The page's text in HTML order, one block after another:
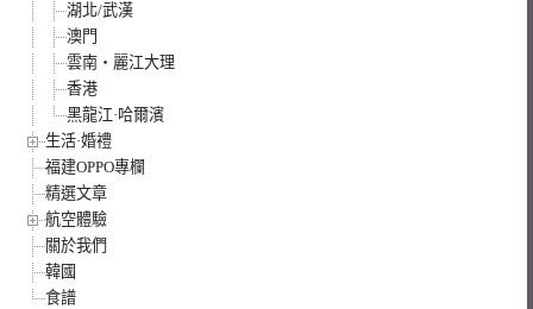
湖北/武漢
澳門
雲南‧麗江大理
香港
黑龍江·哈爾濱
生活·婚禮
福建OPPO專欄
精選文章
航空體驗
關於我們
韓國
食譜